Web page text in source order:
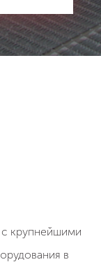
с крупнейшими
в